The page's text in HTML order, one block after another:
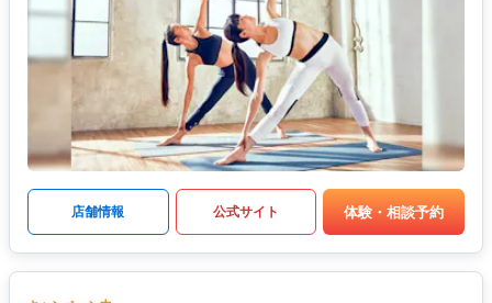
店舗情報 公式サイト 体験・相談予約